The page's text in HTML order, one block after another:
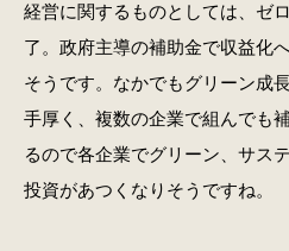
経営に関するものとしては、ゼ
了。政府主導の補助金で収益化
そうです。なかでもグリーン成
手厚く、複数の企業で組んでも
るので各企業でグリーン、サス
投資があつくなりそうですね。